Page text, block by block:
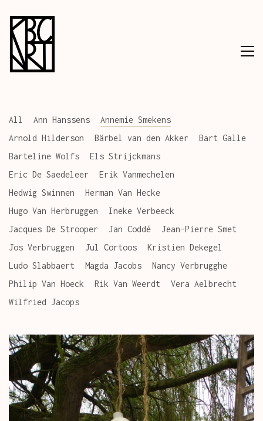
All Ann Hanssens
Annemie Smekens
Arnold Hilderson
Bärbel van den Akker
Bart Galle
Barteline Wolfs
Els Strijckmans
Eric De Saedeleer
Erik Vanmechelen
Hedwig Swinnen
Herman Van Hecke
Hugo Van Herbruggen
Ineke Verbeeck
Jacques De Strooper
Jan Coddé
Jean-Pierre Smet
Jos Verbruggen
Jul Cortoos
Kristien Dekegel
Ludo Slabbaert
Magda Jacobs
Nancy Verbrugghe
Philip Van Hoeck
Rik Van Weerdt
Vera Aelbrecht
Wilfried Jacops